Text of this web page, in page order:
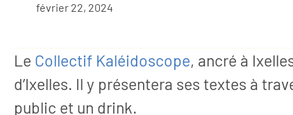
février 22, 2024
Le Collectif Kaléidoscope, ancré à
d’Ixelles. Il y présentera ses textes à
public et un drink.